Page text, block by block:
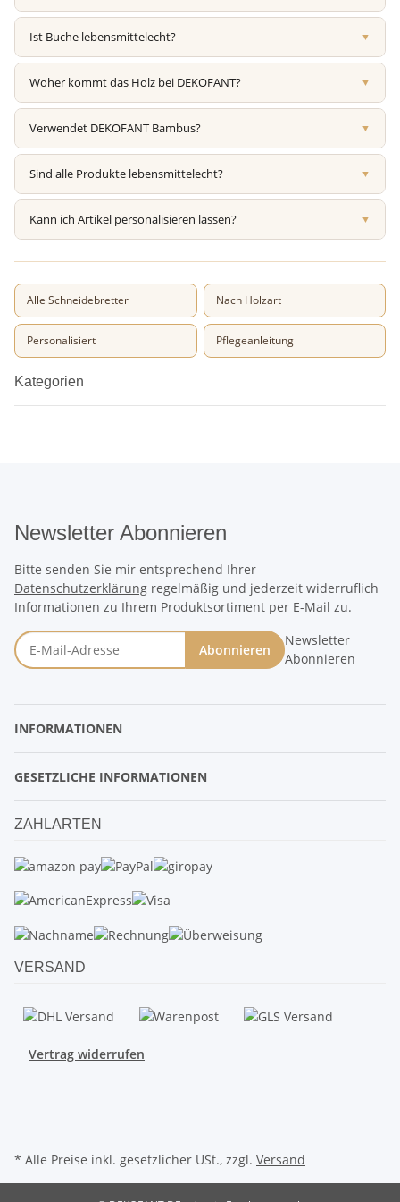
Ist Buche lebensmittelecht? ▼
Woher kommt das Holz bei DEKOFANT? ▼
Verwendet DEKOFANT Bambus? ▼
Sind alle Produkte lebensmittelecht? ▼
Kann ich Artikel personalisieren lassen? ▼
Alle Schneidebretter Nach Holzart
Personalisiert Pflegeanleitung
Kategorien
Newsletter Abonnieren
Bitte senden Sie mir entsprechend Ihrer
Datenschutzerklärung regelmäßig und jederzeit widerruflich
Informationen zu Ihrem Produktsortiment per E-Mail zu.
Abonnieren
Newsletter
Abonnieren
INFORMATIONEN
GESETZLICHE INFORMATIONEN
ZAHLARTEN
VERSAND
Vertrag widerrufen
* Alle Preise inkl. gesetzlicher USt., zzgl. Versand